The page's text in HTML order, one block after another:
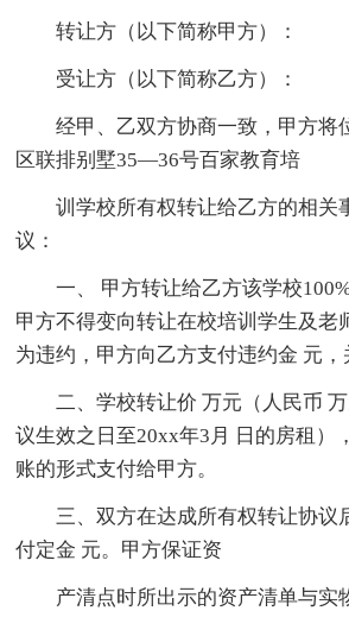
转让方（以下简称甲方）：
受让方（以下简称乙方）：
经甲、乙双方协商一致，甲方将
区联排别墅35—36号百家教育培
训学校所有权转让给乙方的相关
议：
一、 甲方转让给乙方该学校
甲方不得变向转让在校培训学生及老
为违约，甲方向乙方支付违约金 元，
二、学校转让价 万元（人民币
议生效之日至20xx年3月 日的房租）
账的形式支付给甲方。
三、双方在达成所有权转让协议
付定金 元。甲方保证资
产清点时所出示的资产清单与实